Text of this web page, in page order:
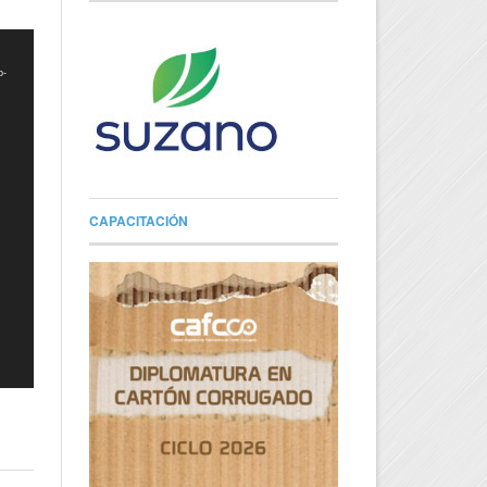
CAPACITACIÓN